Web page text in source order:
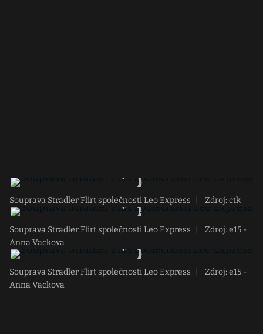
Souprava Stradler Flirt společnosti Leo Express Zdroj: ctk
Souprava Stradler Flirt společnosti Leo Express
Zdroj: e15 -
Anna Vackova
Souprava Stradler Flirt společnosti Leo Express
Zdroj: e15 -
Anna Vackova